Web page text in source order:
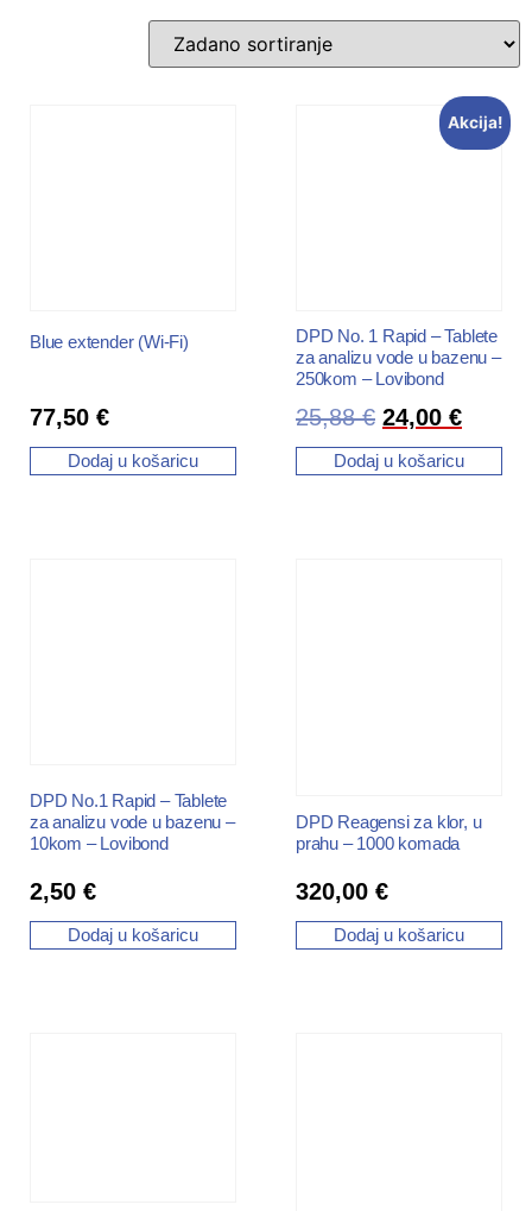
Blue extender (Wi-Fi)
77,50 €
Dodaj u košaricu
Akcija!
DPD No. 1 Rapid – Tablete
za analizu vode u bazenu –
250kom – Lovibond
25,88€ 24,00 €
Dodaj u košaricu
DPD No.1 Rapid – Tablete
za analizu vode u bazenu –
10kom – Lovibond
2,50 €
Dodaj u košaricu
DPD Reagensi za klor, u
prahu – 1000 komada
320,00 €
Dodaj u košaricu